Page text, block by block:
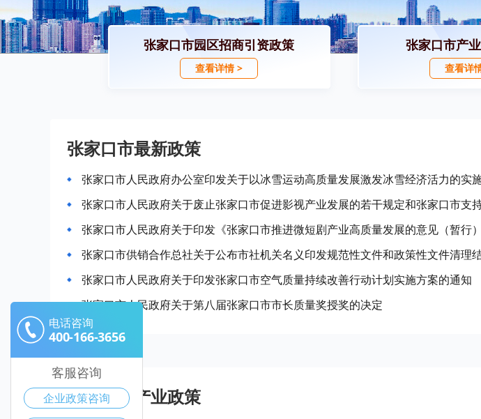
张家口市园区招商引资政策
查看详情 >
张家口市产
查看详
张家口市最新政策
张家口市人民政府关于印发张家口市空气质量持续改善行动计划实施方案的通知
张家口市人民政府关于第八届张家口市市长质量奖授奖的决定
张家口市产业政策
电话咨询
400-166-3656
客服咨询
企业政策咨询